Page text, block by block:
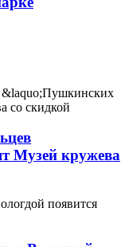
Музей кружева